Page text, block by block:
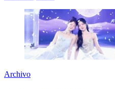
Archivo